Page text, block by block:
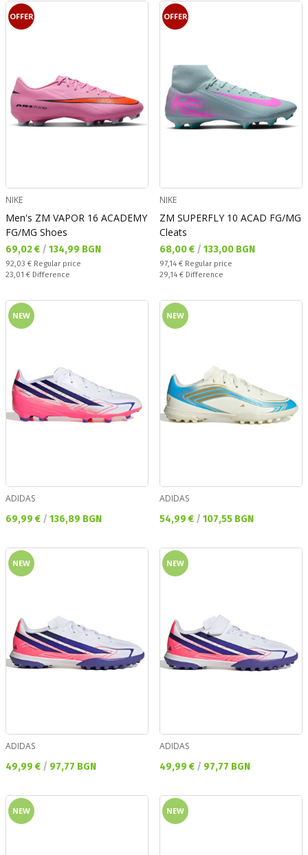
OFFER
NIKE
Men's ZM VAPOR 16 ACADEMY
FG/MG Shoes
Текуща цена:
69,02 € / 134,99 BGN
Regular price:
92,03 € Regular price
Спестявате:
23,01 € Difference
OFFER
NIKE
ZM SUPERFLY 10 ACAD FG/MG
Cleats
Текуща цена:
68,00 € / 133,00 BGN
Regular price:
97,14 € Regular price
Спестявате:
29,14 € Difference
NEW
ADIDAS
Текуща цена:
69,99 € / 136,89 BGN
NEW
ADIDAS
Текуща цена:
54,99 € / 107,55 BGN
NEW
ADIDAS
Текуща цена:
49,99 € / 97,77 BGN
NEW
ADIDAS
Текуща цена:
49,99 € / 97,77 BGN
NEW NEW